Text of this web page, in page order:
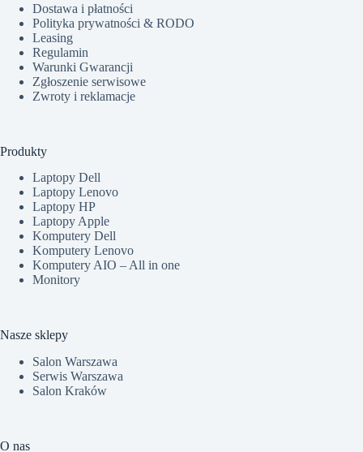
Dostawa i płatności
Polityka prywatności & RODO
Leasing
Regulamin
Warunki Gwarancji
Zgłoszenie serwisowe
Zwroty i reklamacje
Produkty
Laptopy Dell
Laptopy Lenovo
Laptopy HP
Laptopy Apple
Komputery Dell
Komputery Lenovo
Komputery AIO – All in one
Monitory
Nasze sklepy
Salon Warszawa
Serwis Warszawa
Salon Kraków
O nas